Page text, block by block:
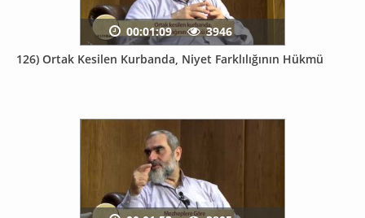
126) Ortak Kesilen Kurbanda, Niyet Farklılığının Hükmü
00:01:09 3946